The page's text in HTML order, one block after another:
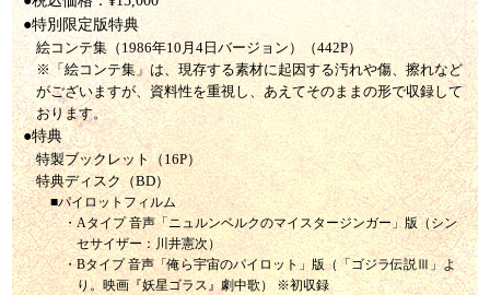
●特別限定版特典
絵コンテ集（1986年10月4日バージョン）（442P）
※「絵コンテ集」は、現存する素材に起因する汚れや傷、擦れなど
がございますが、資料性を重視し、あえてそのままの形で収録して
おります。
●特典
特製ブックレット（16P）
特典ディスク（BD）
■パイロットフィルム
・Aタイプ 音声「ニュルンベルクのマイスタージンガー」版（シン
セサイザー：川井憲次）
・Bタイプ 音声「俺ら宇宙のパイロット」版（「ゴジラ伝説Ⅲ」よ
り。映画『妖星ゴラス』劇中歌） ※初収録